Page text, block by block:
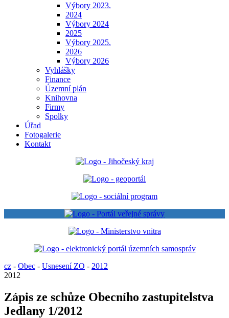
Výbory 2023.
2024
Výbory 2024
2025
Výbory 2025.
2026
Výbory 2026
Vyhlášky
Finance
Územní plán
Knihovna
Firmy
Spolky
Úřad
Fotogalerie
Kontakt
cz - Obec - Usnesení ZO - 2012
2012
Zápis ze schůze Obecního zastupitelstva
Jedlany 1/2012